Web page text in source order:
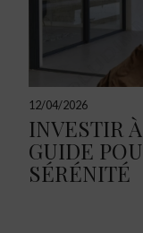
12/04/2026
INVESTIR
GUIDE
SÉRÉNITÉ